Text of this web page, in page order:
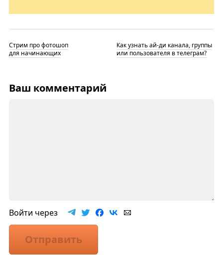
Стрим про фотошоп
для начинающих
Как узнать ай-ди канала, группы
или пользователя в телеграм?
Ваш комментарий
Войти через
Отправить